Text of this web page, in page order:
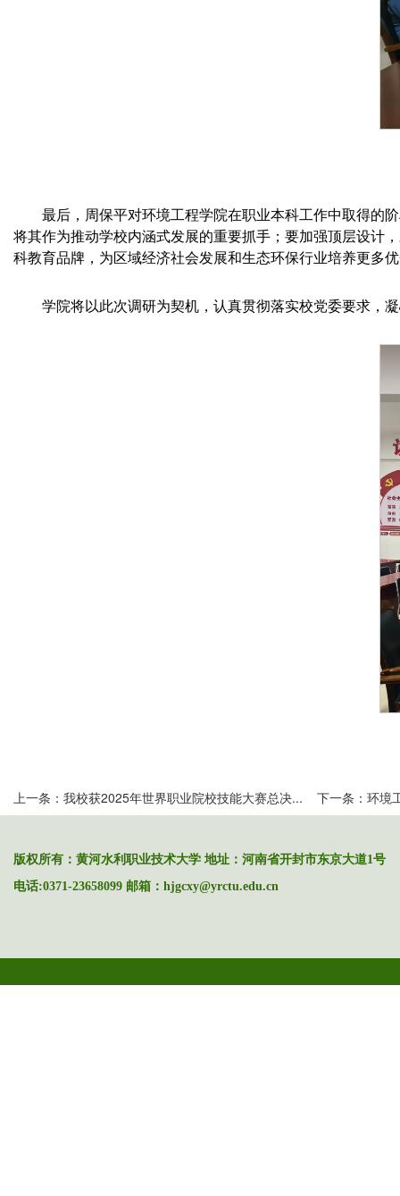
最后，周保平对环境工程学院在职业本科工作中取得的
将其作为推动学校内涵式发展的重要抓手；要加强顶层设计
科教育品牌，为区域经济社会发展和生态环保行业培养更多
学院将以此次调研为契机，认真贯彻落实校党委要求，
上一条： 我校获2025年世界职业院校技能大赛总决... 下一条： 环境
版权所有：黄河水利职业技术大学 地址：河南省开封市东京大道1号
电话:0371-23658099 邮箱：hjgcxy@yrctu.edu.cn